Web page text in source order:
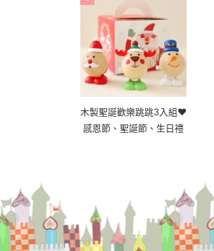
木製聖誕歡樂跳跳3入組❤
感恩節、聖誕節、生日禮